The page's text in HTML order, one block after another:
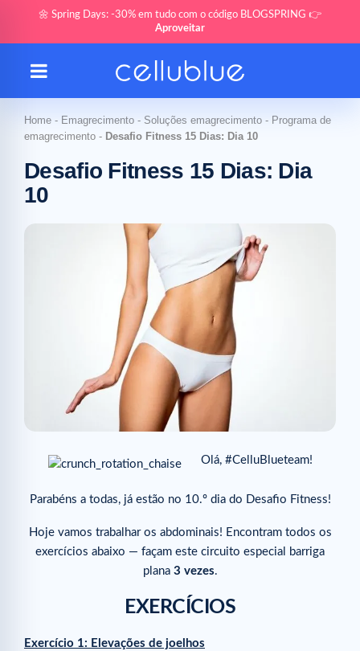
🌼 Spring Days: -30% em tudo com o código BLOGSPRING 👉
Aproveitar
Home - Emagrecimento - Soluções emagrecimento - Programa de
emagrecimento - Desafio Fitness 15 Dias: Dia 10
Desafio Fitness 15 Dias: Dia
10
Olá, #CelluBlueteam!
Parabéns a todas, já estão no 10.º dia do Desafio Fitness!
Hoje vamos trabalhar os abdominais! Encontram todos os
exercícios abaixo — façam este circuito especial barriga
plana 3 vezes.
EXERCÍCIOS
Exercício 1: Elevações de joelhos